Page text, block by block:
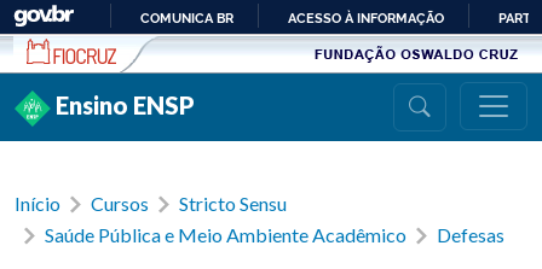
Ir para conteúdo
PARA
COMUNICA BR ACESSO À INFORMAÇÃO
Ensino ENSP
Início Cursos
Stricto Sensu
Saúde Pública e Meio Ambiente Acadêmico
Defesas